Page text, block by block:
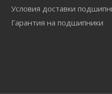
Условия доставки
Гарантия на подшипники